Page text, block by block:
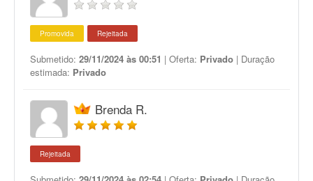
Promovida Rejeitada
Submetido: 29/11/2024 às 00:51 | Oferta: Privado | Duração
estimada: Privado
Brenda R.
Rejeitada